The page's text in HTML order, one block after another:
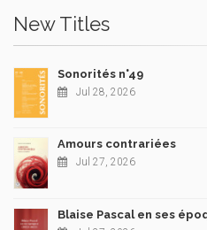
New Titles
Sonorités n°49
Jul 28, 2026
Amours contrariées
Jul 27, 2026
Blaise Pascal en ses